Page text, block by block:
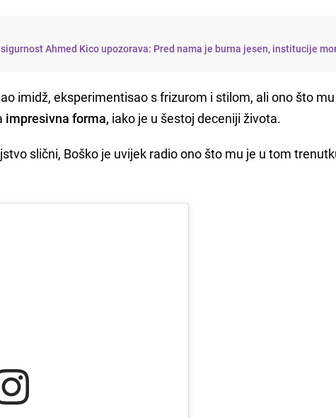
Ahmed Kico upozorava: Pred nama je burna jesen, institucije
imidž, eksperimentisao s frizurom i stilom, ali ono što
impresivna forma, iako je u šestoj deceniji života.
slični, Boško je uvijek radio ono što mu je u tom